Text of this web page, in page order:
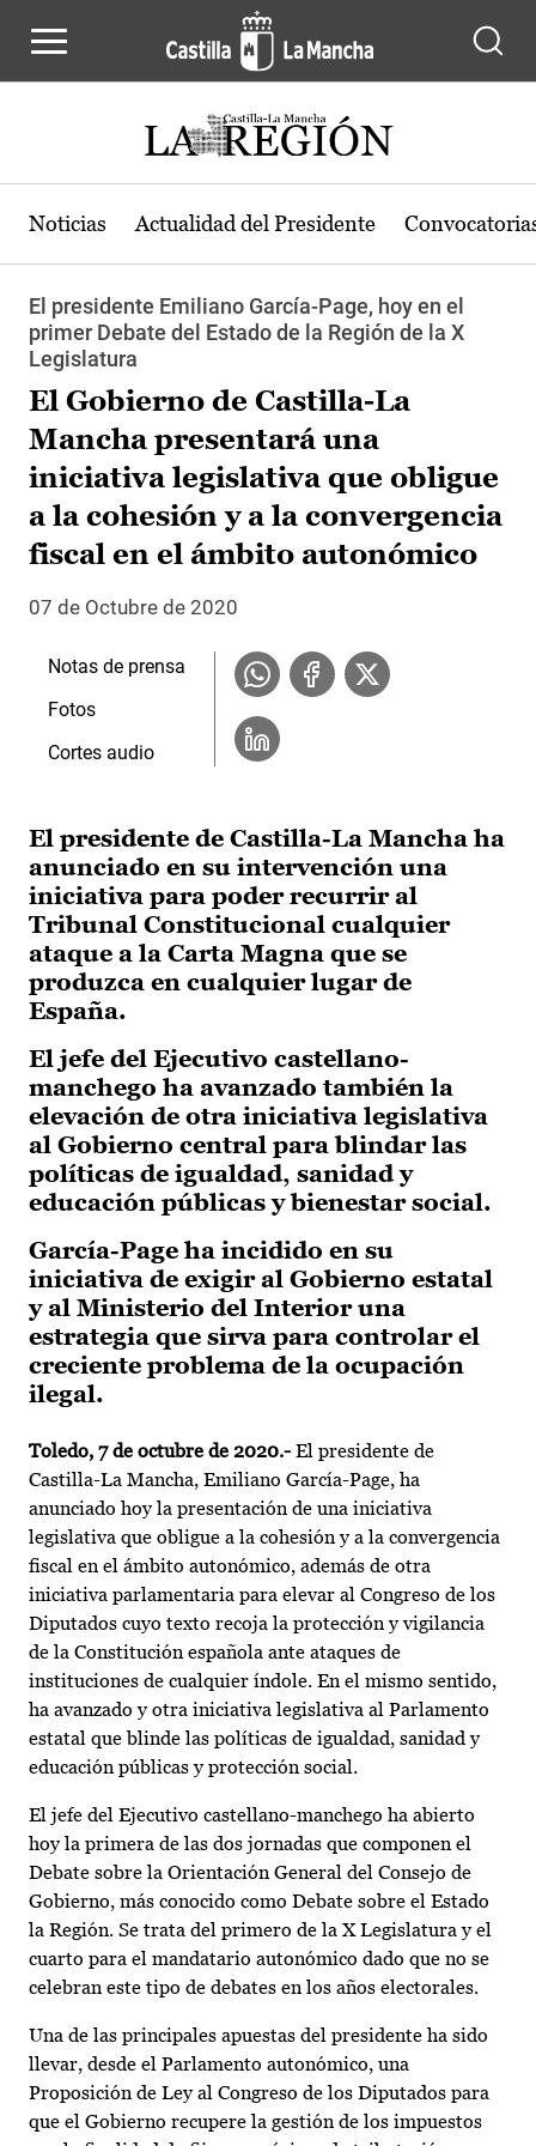
Noticias Actualidad del Presidente
El presidente Emiliano García-Page, hoy en el
primer Debate del Estado de la Región de la X
Legislatura
El Gobierno de Castilla-La
Mancha presentará una
iniciativa legislativa que obligue
a la cohesión y a la convergencia
fiscal en el ámbito autonómico
07 de Octubre de 2020
El presidente de Castilla-La Mancha ha
anunciado en su intervención una
iniciativa para poder recurrir al
Tribunal Constitucional cualquier
ataque a la Carta Magna que se
produzca en cualquier lugar de
España.
El jefe del Ejecutivo castellano-
manchego ha avanzado también la
elevación de otra iniciativa legislativa
al Gobierno central para blindar las
políticas de igualdad, sanidad y
educación públicas y bienestar social.
García-Page ha incidido en su
iniciativa de exigir al Gobierno estatal
y al Ministerio del Interior una
estrategia que sirva para controlar el
creciente problema de la ocupación
ilegal.
Toledo, 7 de octubre de 2020.- El presidente de
Castilla-La Mancha, Emiliano García-Page, ha
anunciado hoy la presentación de una iniciativa
legislativa que obligue a la cohesión y a la convergencia
fiscal en el ámbito autonómico, además de otra
iniciativa parlamentaria para elevar al Congreso de los
Diputados cuyo texto recoja la protección y vigilancia
de la Constitución española ante ataques de
instituciones de cualquier índole. En el mismo sentido,
ha avanzado y otra iniciativa legislativa al Parlamento
estatal que blinde las políticas de igualdad, sanidad y
educación públicas y protección social.
El jefe del Ejecutivo castellano-manchego ha abierto
hoy la primera de las dos jornadas que componen el
Debate sobre la Orientación General del Consejo de
Gobierno, más conocido como Debate sobre el Estado
la Región. Se trata del primero de la X Legislatura y el
cuarto para el mandatario autonómico dado que no se
celebran este tipo de debates en los años electorales.
Una de las principales apuestas del presidente ha sido
llevar, desde el Parlamento autonómico, una
Proposición de Ley al Congreso de los Diputados para
que el Gobierno recupere la gestión de los impuestos
Notas de prensa
Fotos
Cortes audio